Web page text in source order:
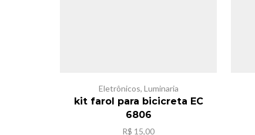
Eletrônicos, Luminaria
kit farol para bicicreta EC
6806
R$ 15,00